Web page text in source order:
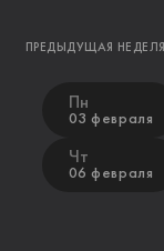
ПРЕДЫДУЩАЯ НЕДЕЛЯ
Пн
03 февраля
Чт
06 февраля